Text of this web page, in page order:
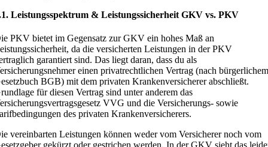
Leistungsspektrum & Leistungssicherheit GKV vs. PKV
PKV bietet im Gegensatz zur GKV ein hohes Maß an
da die versicherten Leistungen in der PKV
garantiert sind. Das liegt daran, dass du als
einen privatrechtlichen Vertrag (nach
BGB) mit dem privaten Krankenversicherer abschließt.
für diesen Vertrag sind unter anderem das
VVG und die Versicherungs- sowie
des privaten Krankenversicherers.
vereinbarten Leistungen können weder vom Versicherer noch vom